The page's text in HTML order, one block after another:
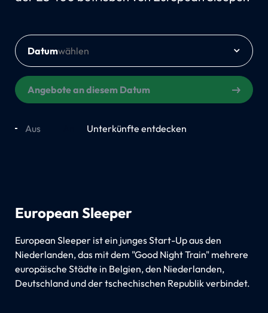
Datum
Angebote an diesem Datum
Aus Unterkünfte entdecken
European Sleeper
European Sleeper ist ein junges Start-Up aus den
Niederlanden, das mit dem "Good Night Train" mehrere
europäische Städte in Belgien, den Niederlanden,
Deutschland und der tschechischen Republik verbindet.